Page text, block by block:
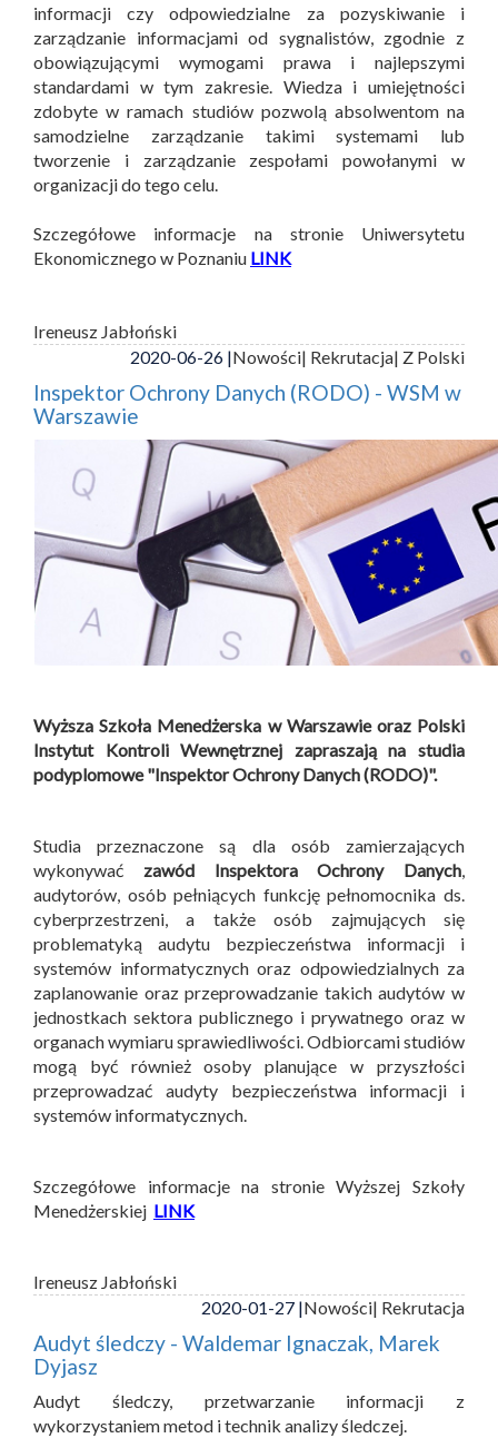
informacji czy odpowiedzialne za pozyskiwanie i
zarządzanie informacjami od sygnalistów, zgodnie z
obowiązującymi wymogami prawa i najlepszymi
standardami w tym zakresie. Wiedza i umiejętności
zdobyte w ramach studiów pozwolą absolwentom na
samodzielne zarządzanie takimi systemami lub
tworzenie i zarządzanie zespołami powołanymi w
organizacji do tego celu.
Szczegółowe informacje na stronie Uniwersytetu
Ekonomicznego w Poznaniu LINK
Ireneusz Jabłoński
2020-06-26 |Nowości| Rekrutacja| Z Polski
Inspektor Ochrony Danych (RODO) - WSM w
Warszawie
Wyższa Szkoła Menedżerska w Warszawie oraz Polski
Instytut Kontroli Wewnętrznej zapraszają na studia
podyplomowe "Inspektor Ochrony Danych (RODO)".
Studia przeznaczone są dla osób zamierzających
wykonywać zawód Inspektora Ochrony Danych
audytorów, osób pełniących funkcję pełnomocnika ds.
cyberprzestrzeni, a także osób zajmujących się
problematyką audytu bezpieczeństwa informacji i
systemów informatycznych oraz odpowiedzialnych za
zaplanowanie oraz przeprowadzanie takich audytów w
jednostkach sektora publicznego i prywatnego oraz w
organach wymiaru sprawiedliwości. Odbiorcami studiów
mogą być również osoby planujące w przyszłości
przeprowadzać audyty bezpieczeństwa informacji i
systemów informatycznych.
Szczegółowe informacje na stronie Wyższej Szkoły
Menedżerskiej LINK
Ireneusz Jabłoński
2020-01-27 |Nowości| Rekrutacja
Audyt śledczy - Waldemar Ignaczak, Marek
Dyjasz
Audyt śledczy, przetwarzanie informacji z
wykorzystaniem metod i technik analizy śledczej.